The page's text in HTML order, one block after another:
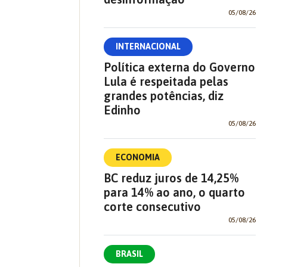
05/08/26
INTERNACIONAL
Política externa do Governo
Lula é respeitada pelas
grandes potências, diz
Edinho
05/08/26
ECONOMIA
BC reduz juros de 14,25%
para 14% ao ano, o quarto
corte consecutivo
05/08/26
BRASIL